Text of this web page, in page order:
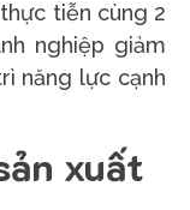
tiễn cùng 2
nghiệp giảm
năng lực cạnh
xuất